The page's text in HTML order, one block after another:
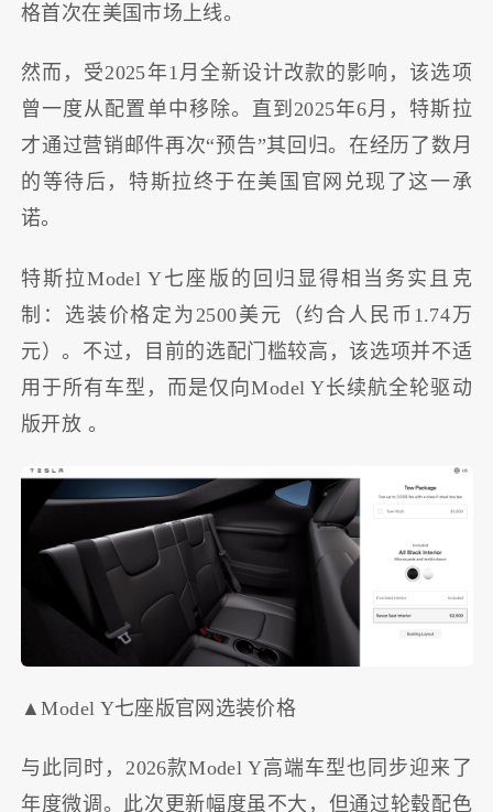
格首次在美国市场上线。
然而，受2025年1月全新设计改款的影响，该选项
曾一度从配置单中移除。直到2025年6月，特斯拉
才通过营销邮件再次“预告”其回归。在经历了数月
的等待后，特斯拉终于在美国官网兑现了这一承
诺。
特斯拉Model Y七座版的回归显得相当务实且克
制：选装价格定为2500美元（约合人民币1.74万
元）。不过，目前的选配门槛较高，该选项并不适
用于所有车型，而是仅向Model Y长续航全轮驱动
版开放 。
▲Model Y七座版官网选装价格
与此同时，2026款Model Y高端车型也同步迎来了
年度微调。 此次更新幅度虽不大，但通过轮毂配色